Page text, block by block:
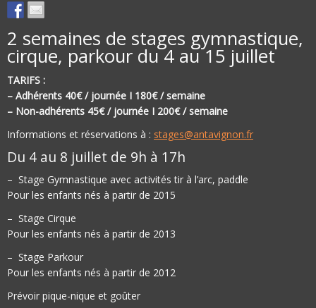
2 semaines de stages gymnastique,
cirque, parkour du 4 au 15 juillet
TARIFS :
– Adhérents 40€ / journée I 180€ / semaine
– Non-adhérents 45€ / journée I 200€ / semaine
Informations et réservations à : stages@antavignon.fr
Du 4 au 8 juillet de 9h à 17h
– Stage Gymnastique avec activités tir à l’arc, paddle
Pour les enfants nés à partir de 2015
– Stage Cirque
Pour les enfants nés à partir de 2013
– Stage Parkour
Pour les enfants nés à partir de 2012
Prévoir pique-nique et goûter